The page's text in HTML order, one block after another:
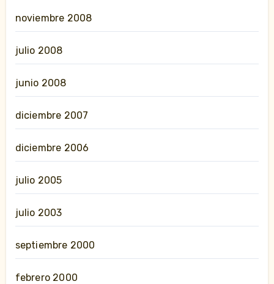
noviembre 2008
julio 2008
junio 2008
diciembre 2007
diciembre 2006
julio 2005
julio 2003
septiembre 2000
febrero 2000